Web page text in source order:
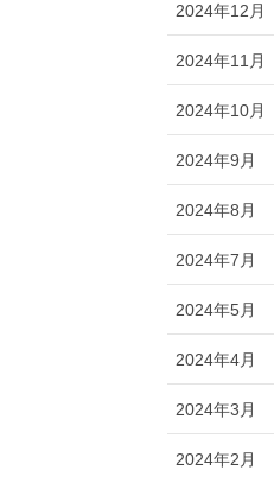
2024年12月
2024年11月
2024年10月
2024年9月
2024年8月
2024年7月
2024年5月
2024年4月
2024年3月
2024年2月